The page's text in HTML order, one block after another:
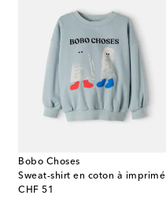
Bobo Choses
Sweat-shirt en coton à imprimé
CHF 51
original price